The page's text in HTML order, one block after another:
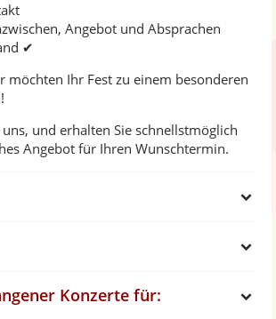
Angebot und Absprachen
✔
möchten Ihr Fest zu einem besonderen
und erhalten Sie schnellstmöglich
Angebot für Ihren Wunschtermin.
Konzerte für: